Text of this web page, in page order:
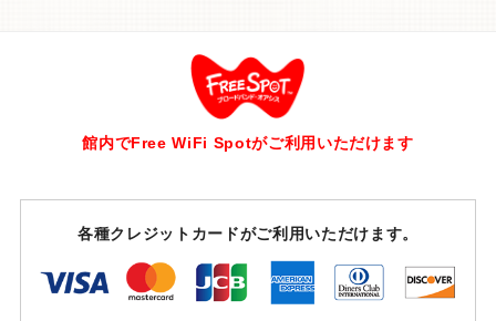
館内でFree WiFi Spotがご利用いただけます
各種クレジットカードがご利用いただけます。